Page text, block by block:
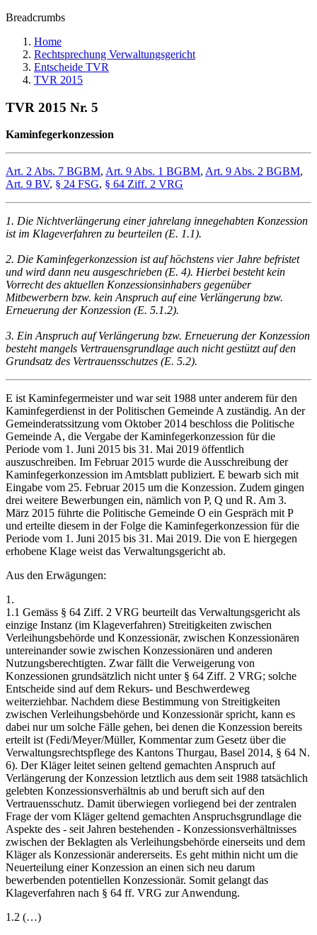
Breadcrumbs
Home
Rechtsprechung Verwaltungsgericht
Entscheide TVR
TVR 2015
TVR 2015 Nr. 5
Kaminfegerkonzession
Art. 2 Abs. 7 BGBM, Art. 9 Abs. 1 BGBM, Art. 9 Abs. 2 BGBM,
Art. 9 BV, § 24 FSG, § 64 Ziff. 2 VRG
1. Die Nichtverlängerung einer jahrelang innegehabten Konzession
ist im Klageverfahren zu beurteilen (E. 1.1).
2. Die Kaminfegerkonzession ist auf höchstens vier Jahre befristet
und wird dann neu ausgeschrieben (E. 4). Hierbei besteht kein
Vorrecht des aktuellen Konzessionsinhabers gegenüber
Mitbewerbern bzw. kein Anspruch auf eine Verlängerung bzw.
Erneuerung der Konzession (E. 5.1.2).
3. Ein Anspruch auf Verlängerung bzw. Erneuerung der Konzession
besteht mangels Vertrauensgrundlage auch nicht gestützt auf den
Grundsatz des Vertrauensschutzes (E. 5.2).
E ist Kaminfegermeister und war seit 1988 unter anderem für den
Kaminfegerdienst in der Politischen Gemeinde A zuständig. An der
Gemeinderatssitzung vom Oktober 2014 beschloss die Politische
Gemeinde A, die Vergabe der Kaminfegerkonzession für die
Periode vom 1. Juni 2015 bis 31. Mai 2019 öffentlich
auszuschreiben. Im Februar 2015 wurde die Ausschreibung der
Kaminfegerkonzession im Amtsblatt publiziert. E bewarb sich mit
Eingabe vom 25. Februar 2015 um die Konzession. Zudem gingen
drei weitere Bewerbungen ein, nämlich von P, Q und R. Am 3.
März 2015 führte die Politische Gemeinde O ein Gespräch mit P
und erteilte diesem in der Folge die Kaminfegerkonzession für die
Periode vom 1. Juni 2015 bis 31. Mai 2019. Die von E hiergegen
erhobene Klage weist das Verwaltungsgericht ab.
Aus den Erwägungen:
1.
1.1 Gemäss § 64 Ziff. 2 VRG beurteilt das Verwaltungsgericht als
einzige Instanz (im Klageverfahren) Streitigkeiten zwischen
Verleihungsbehörde und Konzessionär, zwischen Konzessionären
untereinander sowie zwischen Konzessionären und anderen
Nutzungsberechtigten. Zwar fällt die Verweigerung von
Konzessionen grundsätzlich nicht unter § 64 Ziff. 2 VRG; solche
Entscheide sind auf dem Rekurs- und Beschwerdeweg
weiterziehbar. Nachdem diese Bestimmung von Streitigkeiten
zwischen Verleihungsbehörde und Konzessionär spricht, kann es
dabei nur um solche Fälle gehen, bei denen die Konzession bereits
erteilt ist (Fedi/Meyer/Müller, Kommentar zum Gesetz über die
Verwaltungsrechtspflege des Kantons Thurgau, Basel 2014, § 64 N.
6). Der Kläger leitet seinen geltend gemachten Anspruch auf
Verlängerung der Konzession letztlich aus dem seit 1988 tatsächlich
gelebten Konzessionsverhältnis ab und beruft sich auf den
Vertrauensschutz. Damit überwiegen vorliegend bei der zentralen
Frage der vom Kläger geltend gemachten Anspruchsgrundlage die
Aspekte des - seit Jahren bestehenden - Konzessionsverhältnisses
zwischen der Beklagten als Verleihungsbehörde einerseits und dem
Kläger als Konzessionär andererseits. Es geht mithin nicht um die
Neuerteilung einer Konzession an einen sich neu darum
bewerbenden potentiellen Konzessionär. Somit gelangt das
Klageverfahren nach § 64 ff. VRG zur Anwendung.
1.2 (…)